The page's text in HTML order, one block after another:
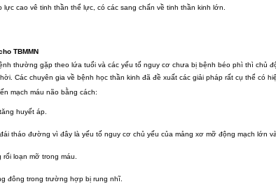
lực cao vê tinh thần thể lực, có các sang chấn về tinh thần kinh lớn.
TBMMN
thường gặp theo lứa tuổi và các yếu tố nguy cơ chưa bị bệnh béo phì thì chủ
Các chuyên gia về bệnh học thần kinh đã đề xuất các giải pháp rất cụ thể có
mạch máu não bằng cách:
huyết áp.
tháo đường vì đây là yếu tố nguy cơ chủ yếu của mảng xơ mỡ động mạch lớn
rối loạn mỡ trong máu.
đông trong trường hợp bị rung nhĩ.